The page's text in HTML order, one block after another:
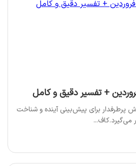
پرطرفدار برای پیش‌بینی آینده و شناخت
می‌گیرد.کاف...